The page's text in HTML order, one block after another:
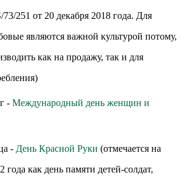
251 от 20 декабря 2018 года. Для
являются важной культурой потому,
как на продажу, так и для
- Международный день женщин и
- День Красной Руки (отмечается на
как день памяти детей-солдат,